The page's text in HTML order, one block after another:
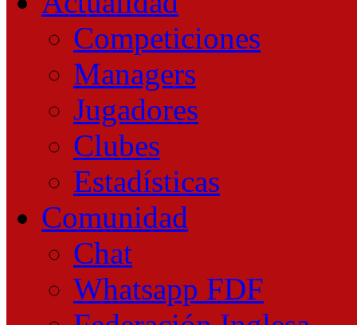
Competiciones
Managers
Jugadores
Clubes
Estadísticas
Comunidad
Chat
Whatsapp FDF